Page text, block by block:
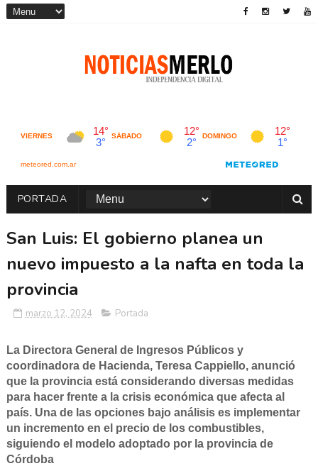
PORTADA
San Luis: El gobierno planea un
nuevo impuesto a la nafta en toda la
provincia
marzo 12, 2024 Portada
La Directora General de Ingresos Públicos y
coordinadora de Hacienda, Teresa Cappiello, anunció
que la provincia está considerando diversas medidas
para hacer frente a la crisis económica que afecta al
país. Una de las opciones bajo análisis es implementar
un incremento en el precio de los combustibles,
siguiendo el modelo adoptado por la provincia de
Córdoba